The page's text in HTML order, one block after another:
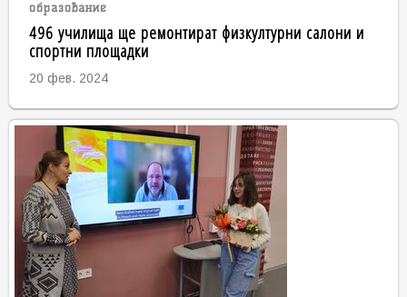
образование
496 училища ще ремонтират физкултурни салони и
спортни площадки
20 фев. 2024